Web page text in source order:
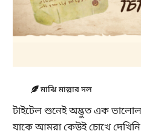
মাঝি মাল্লার দল
টাইটেল শুনেই অদ্ভুত এক
যাকে আমরা কেউই চোখে